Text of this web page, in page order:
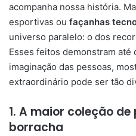
acompanha nossa história.
esportivas ou façanhas
universo paralelo: o dos
Esses feitos demonstram até
imaginação das pessoas,
extraordinário pode ser tão
1. A maior coleção
borracha